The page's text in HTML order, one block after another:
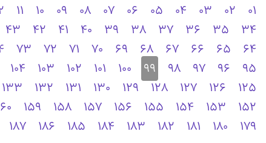
01
02
03
04
05
06
07
08
09
10
11
34
35
36
37
38
39
40
41
42
43
64
65
66
67
68
69
70
71
72
73
95
96
97
98
99
100
101
102
103
104
125
126
127
128
129
130
131
132
133
152
153
154
155
156
157
158
159
179
180
181
182
183
184
185
186
187